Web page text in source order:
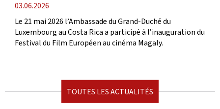
date
de
publication
03.06.2026
Le 21 mai 2026 l’Ambassade du Grand-Duché du
Luxembourg au Costa Rica a participé à l’inauguration du
Festival du Film Européen au cinéma Magaly.
TOUTES LES ACTUALITÉS